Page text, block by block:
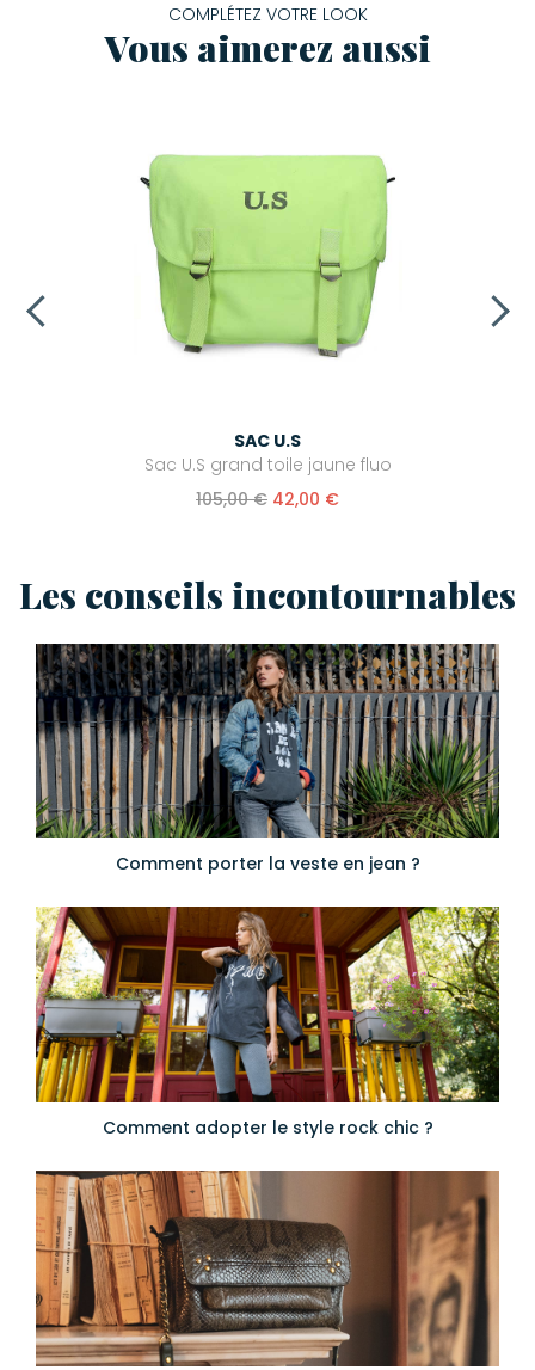
COMPLÉTEZ VOTRE LOOK
Vous aimerez aussi
SAC U.S
Sac U.S grand toile jaune fluo
105,00 € 42,00 €
Les conseils incontournables
Comment porter la veste en jean ?
Comment adopter le style rock chic ?